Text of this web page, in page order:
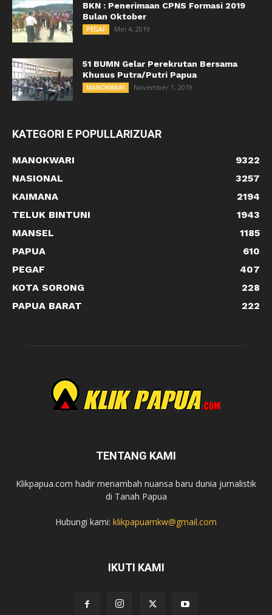
BKN : Penerimaan CPNS Formasi 2019
Bulan Oktober
PEGAF Mei 4, 2019
51 BUMN Gelar Perekrutan Bersama
Khusus Putra/Putri Papua
MANOKWARI November 1, 2019
KATEGORI E POPULLARIZUAR
MANOKWARI
9322
NASIONAL
3257
KAIMANA
2194
TELUK BINTUNI
1943
MANSEL
1185
PAPUA
610
PEGAF
407
KOTA SORONG
228
PAPUA BARAT
222
TENTANG KAMI
Klikpapua.com hadir menambah nuansa baru dunia jurnalistik
di Tanah Papua
Hubungi kami: klikpapuamkw@gmail.com
IKUTI KAMI